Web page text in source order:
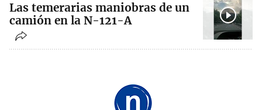
Las temerarias maniobras de un
camión en la N-121-A